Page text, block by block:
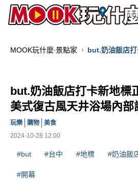
MOOK玩什麼‧景點家
but.奶油飯店
but.奶油飯店打卡新地標
美式復古風天井浴場內部
2024-10-28 12:00
玩樂 購物 美食
#but #台中 #地標 #奶油飯
#開幕